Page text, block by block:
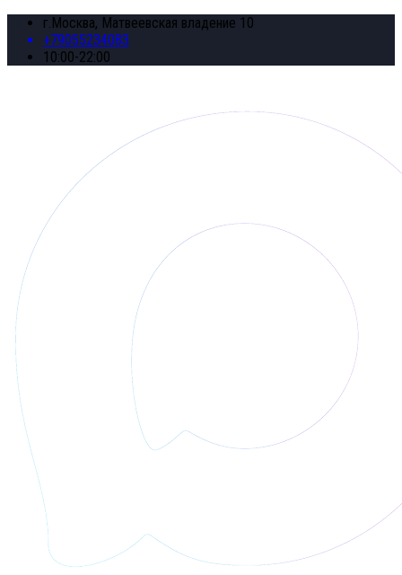
г.Москва, Матвеевская владение 10
+79055234083
10:00-22:00